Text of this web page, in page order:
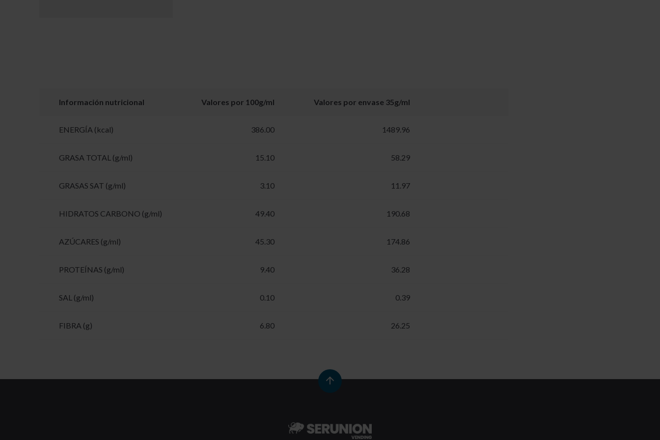
Información nutricional Valores por 100g/ml Valores por envase 35g/ml
ENERGÍA (kcal) 386.00 1489.96
GRASA TOTAL (g/ml) 15.10 58.29
GRASAS SAT (g/ml) 3.10 11.97
HIDRATOS CARBONO (g/ml) 49.40 190.68
AZÚCARES (g/ml) 45.30 174.86
PROTEÍNAS (g/ml) 9.40 36.28
SAL (g/ml) 0.10 0.39
FIBRA (g) 6.80 26.25